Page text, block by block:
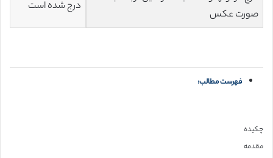
صورت عکس
درج شده است
فهرست مطالب:
چکیده
مقدمه